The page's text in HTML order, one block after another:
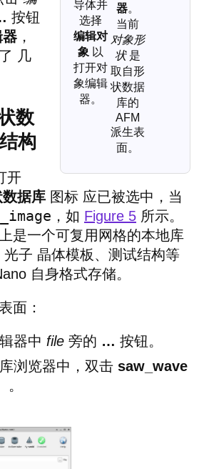
导体并
选择
编辑对
象 以
打开对
象编辑
器。
器。
当前
对象形
状是
取自形
状数据
库的
AFM
派生表
面。
按钮
器 ，
几
数
构
开
数据库 图标 应已被选中，当
，如 Figure 5 所示。
是一个可复用网格的本地库
子 晶体模板、测试结构等
自身格式存储。
面：
器中 file 旁的 … 按钮。
浏览器中，双击 saw_wave
。